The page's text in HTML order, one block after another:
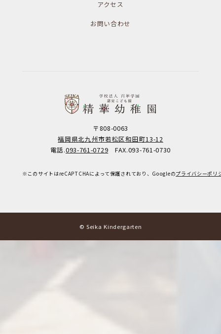
アクセス
お問い合わせ
〒808-0063
福岡県北九州市若松区和田町13-12
電話.093-761-0729 FAX.093-761-0730
※このサイトはreCAPTCHAによって保護されており、Googleのプライバシーポリ
© Seika Kindergarten